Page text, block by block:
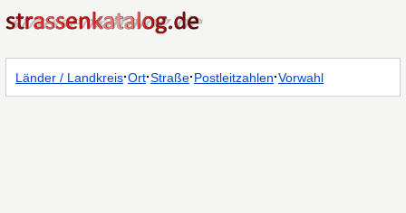
Länder / Landkreis·Ort·Straße·Postleitzahlen·Vorwahl